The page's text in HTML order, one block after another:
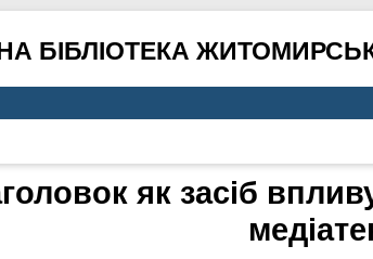
БІБЛІОТЕКА
як засіб